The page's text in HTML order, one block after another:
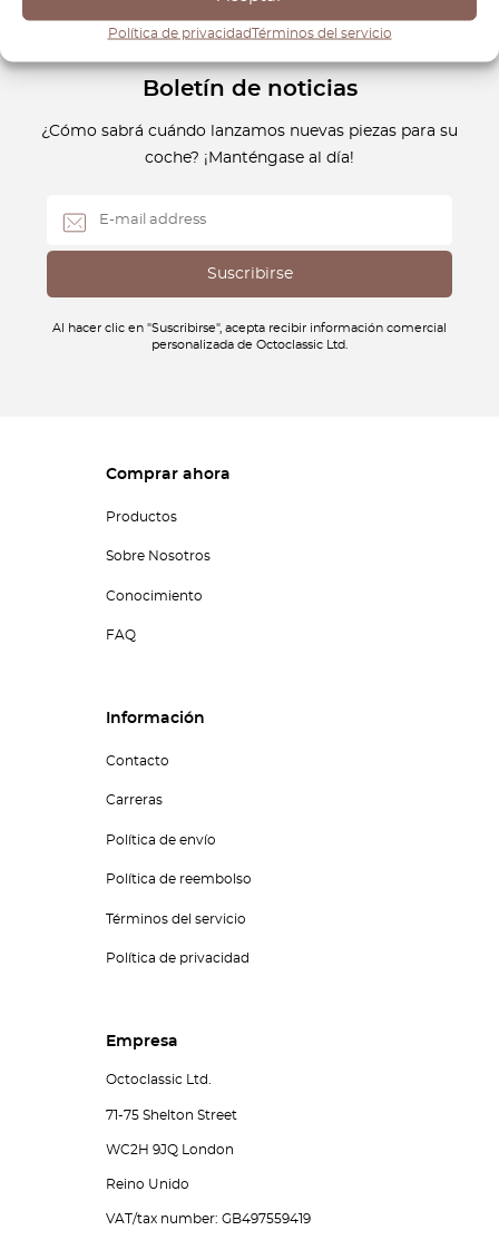
Política de privacidadTérminos del servicio
Boletín de noticias
¿Cómo sabrá cuándo lanzamos nuevas piezas para su
coche? ¡Manténgase al día!
Al hacer clic en "Suscribirse", acepta recibir información comercial
personalizada de Octoclassic Ltd.
Comprar ahora
Productos
Sobre Nosotros
Conocimiento
FAQ
Información
Contacto
Carreras
Política de envío
Política de reembolso
Términos del servicio
Política de privacidad
Empresa
Octoclassic Ltd.
71-75 Shelton Street
WC2H 9JQ London
Reino Unido
VAT/tax number: GB497559419